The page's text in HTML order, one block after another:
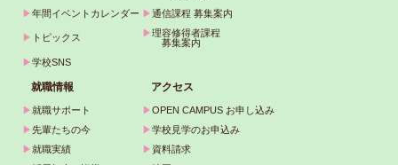
▶年間イベントカレンダー ▶通信課程 募集案内
▶ トピックス ▶理容修得者課程
募集案内
▶学校SNS
就職情報 アクセス
▶就職サポート ▶OPEN CAMPUS お申し込み
▶先輩たちの今 ▶学校見学のお申込み
▶就職実績 ▶ 資料請求